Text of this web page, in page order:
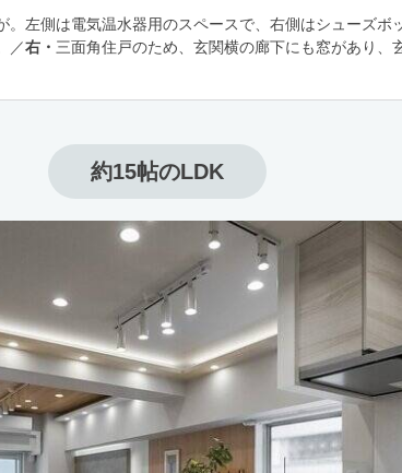
。左側は電気温水器用のスペースで、右側はシューズボ
／右・ 三面角住戸のため、玄関横の廊下にも窓があり、
約15帖のLDK